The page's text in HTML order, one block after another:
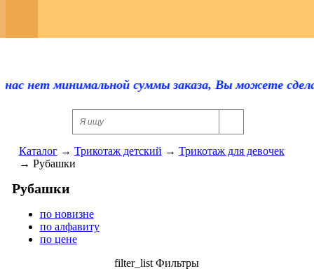
Оплата и доставка
Отзывы
Сертификаты
нет минимальной суммы заказа, Вы можете
Каталог→ Трикотаж детский → Трикотаж для девочек
→ Рубашки
Рубашки
по новизне
по алфавиту
по цене
filter_list Фильтры